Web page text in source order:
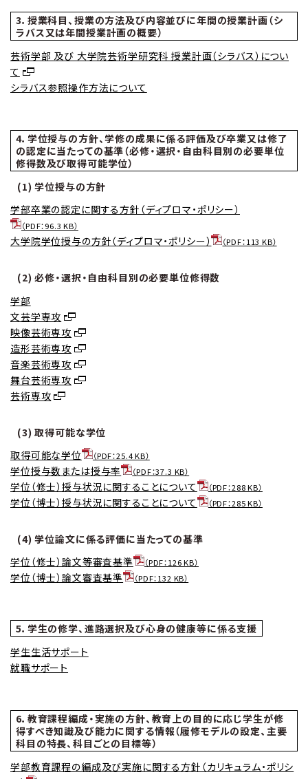
3．授業科目、授業の方法及び内容並びに年間の授業計画（シ
ラバス又は年間授業計画の概要）
芸術学部 及び 大学院芸術学研究科 授業計画（シラバス）につい
て
シラバス参照操作方法について
4．学位授与の方針、学修の成果に係る評価及び卒業又は修了
の認定に当たっての基準（必修・選択・自由科目別の必要単位
修得数及び取得可能学位）
(1) 学位授与の方針
学部卒業の認定に関する方針（ディプロマ・ポリシー）
（PDF：96.3 KB）
大学院学位授与の方針（ディプロマ・ポリシー） （PDF：113 KB）
(2) 必修・選択・自由科目別の必要単位修得数
学部
文芸学専攻
映像芸術専攻
造形芸術専攻
音楽芸術専攻
舞台芸術専攻
芸術専攻
(3) 取得可能な学位
取得可能な学位
（PDF：25.4 KB）
学位授与数または授与率 （PDF：37.3 KB）
学位（修士）授与状況に関することについて （PDF：288 KB）
学位（博士）授与状況に関することについて （PDF：285 KB）
(4) 学位論文に係る評価に当たっての基準
学位（修士）論文等審査基準
（PDF：126 KB）
学位（博士）論文審査基準 （PDF：132 KB）
5．学生の修学、進路選択及び心身の健康等に係る支援
学生生活サポート
就職サポート
6．教育課程編成・実施の方針、教育上の目的に応じ学生が修
得すべき知識及び能力に関する情報（履修モデルの設定、主要
科目の特長、科目ごとの目標等）
学部教育課程の編成及び実施に関する方針（カリキュラム・ポリシ